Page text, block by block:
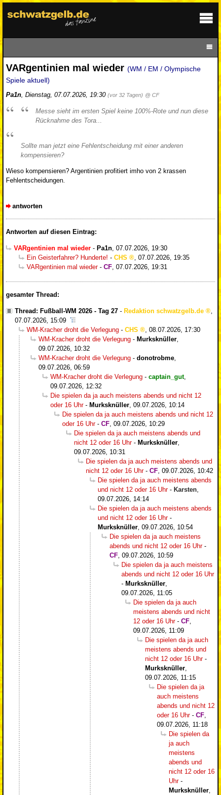
VARgentinien mal wieder (WM / EM / Olympische
Spiele aktuell)
Pa1n, Dienstag, 07.07.2026, 19:30 (vor 32 Tagen) @ CF
Messe sieht im ersten Spiel keine 100%-Rote und nun diese
Rücknahme des Tora...
Sollte man jetzt eine Fehlentscheidung mit einer anderen
kompensieren?
Wieso kompensieren? Argentinien profitiert imho von 2 krassen
Fehlentscheidungen.
antworten
Antworten auf diesen Eintrag:
VARgentinien mal wieder - Pa1n, 07.07.2026, 19:30
Ein Geisterfahrer? Hunderte! - CHS , 07.07.2026, 19:35
VARgentinien mal wieder- CF, 07.07.2026, 19:31
gesamter Thread:
Thread: Fußball-WM 2026 - Tag 27 - Redaktion schwatzgelb.de
,
07.07.2026, 15:09
WM-Kracher droht die Verlegung - CHS , 08.07.2026, 17:30
WM-Kracher droht die Verlegung - Murksknüller,
09.07.2026, 10:32
WM-Kracher droht die Verlegung - donotrobme,
09.07.2026, 06:59
WM-Kracher droht die Verlegung - captain_gut,
09.07.2026, 12:32
Die spielen da ja auch meistens abends und nicht 12
oder 16 Uhr- Murksknüller, 09.07.2026, 10:14
Die spielen da ja auch meistens abends und nicht 12
oder 16 Uhr- CF, 09.07.2026, 10:29
Die spielen da ja auch meistens abends und
nicht 12 oder 16 Uhr- Murksknüller,
09.07.2026, 10:31
Die spielen da ja auch meistens abends und
nicht 12 oder 16 Uhr- CF, 09.07.2026, 10:42
Die spielen da ja auch meistens abends
und nicht 12 oder 16 Uhr- Karsten,
09.07.2026, 14:14
Die spielen da ja auch meistens abends
und nicht 12 oder 16 Uhr-
Murksknüller, 09.07.2026, 10:54
Die spielen da ja auch meistens
abends und nicht 12 oder 16 Uhr-
CF, 09.07.2026, 10:59
Die spielen da ja auch meistens
abends und nicht 12 oder 16 Uhr
- Murksknüller,
09.07.2026, 11:05
Die spielen da ja auch
meistens abends und nicht
12 oder 16 Uhr- CF,
09.07.2026, 11:09
Die spielen da ja auch
meistens abends und
nicht 12 oder 16 Uhr-
Murksknüller,
09.07.2026, 11:15
Die spielen da ja
auch meistens
abends und nicht 12
oder 16 Uhr- CF,
09.07.2026, 11:18
Die spielen da
ja auch
meistens
abends und
nicht 12 oder 16
Uhr-
Murksknüller,